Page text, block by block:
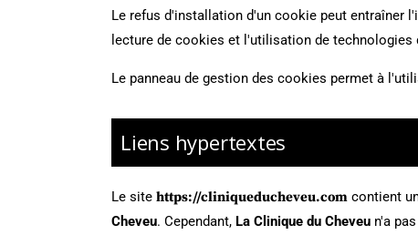
Le refus d'installation d'un cookie peut entraîner
lecture de cookies et l'utilisation de technologies
Le panneau de gestion des cookies permet à
Liens hypertextes
Le site https://cliniqueducheveu.com contient
Cheveu. Cependant, La Clinique du Cheveu n'a